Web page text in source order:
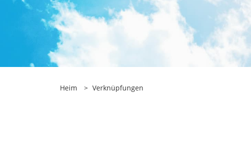
Heim > Verknüpfungen